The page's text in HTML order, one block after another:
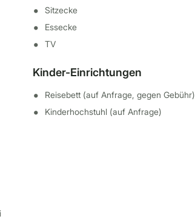
Sitzecke
Essecke
TV
Kinder-Einrichtungen
Reisebett (auf Anfrage, gegen Gebühr)
Kinderhochstuhl (auf Anfrage)